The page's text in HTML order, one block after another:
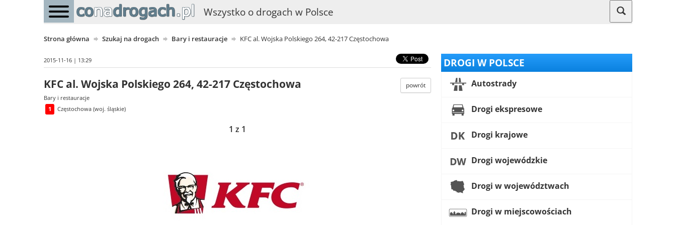
Wszystko o drogach w Polsce
Strona główna Szukaj na drogach Bary i restauracje KFC al. Wojska Polskiego 264, 42-217 Częstochowa
2015-11-16 | 13:29
powrót
KFC al. Wojska Polskiego 264, 42-217 Częstochowa
Bary i restauracje
1
Częstochowa (woj. śląskie)
1 z 1
DROGI W POLSCE
Autostrady
Drogi ekspresowe
Drogi krajowe
Drogi wojewódzkie
Drogi w województwach
Drogi w miejscowościach